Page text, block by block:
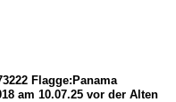
Flagge:Panama
am 10.07.25 vor der Alten